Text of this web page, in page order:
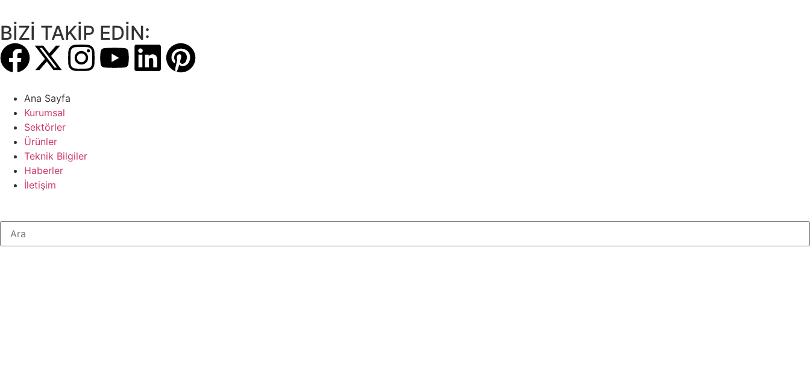
BİZİ TAKİP EDİN:
Ana Sayfa
Kurumsal
Sektörler
Ürünler
Teknik Bilgiler
Haberler
İletişim